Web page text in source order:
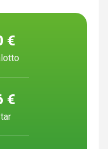
€
€